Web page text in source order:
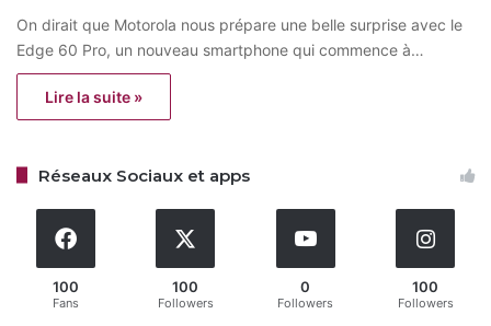
On dirait que Motorola nous prépare une belle surprise avec le
Edge 60 Pro, un nouveau smartphone qui commence à…
Lire la suite »
Réseaux Sociaux et apps
100
Fans
100
Followers
0
Followers
100
Followers